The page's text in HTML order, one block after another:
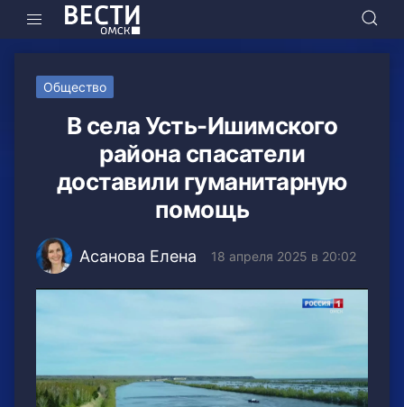
Общество
В села Усть-Ишимского
района спасатели
доставили гуманитарную
помощь
Асанова Елена 18 апреля 2025 в 20:02